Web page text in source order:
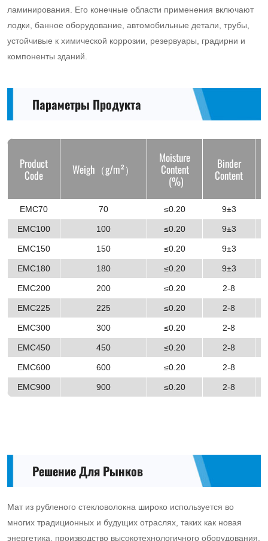
ламинирования. Его конечные области применения включают
лодки, банное оборудование, автомобильные детали, трубы,
устойчивые к химической коррозии, резервуары, градирни и
компоненты зданий.
Параметры Продукта
Product
Code Weigh（g/m²）
Moisture
Content
(%)
Binder
Content
EMC70 70 ≤0.20 9±3
EMC100 100 ≤0.20 9±3
EMC150 150 ≤0.20 9±3
EMC180 180 ≤0.20 9±3
EMC200 200 ≤0.20 2-8
EMC225 225 ≤0.20 2-8
EMC300 300 ≤0.20 2-8
EMC450 450 ≤0.20 2-8
EMC600 600 ≤0.20 2-8
EMC900 900 ≤0.20 2-8
Решение Для Рынков
Мат из рубленого стекловолокна широко используется во
многих традиционных и будущих отраслях, таких как новая
энергетика, производство высокотехнологичного оборудования,